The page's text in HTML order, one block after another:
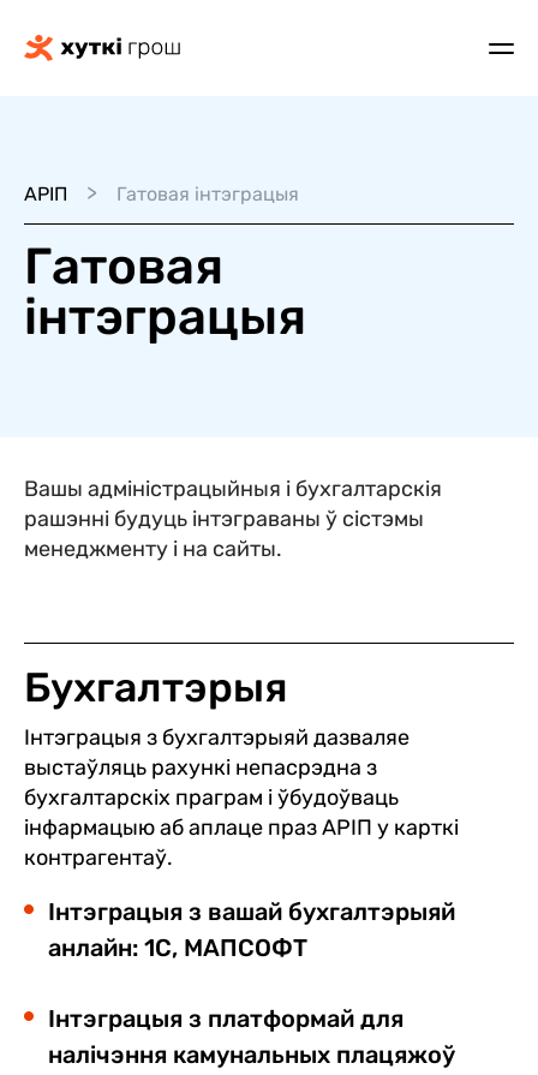
АРІП > Гатовая інтэграцыя
Гатовая
інтэграцыя
Вашы адміністрацыйныя і бухгалтарскія
рашэнні будуць інтэграваны ў сістэмы
менеджменту і на сайты.
Бухгалтэрыя
Інтэграцыя з бухгалтэрыяй дазваляе
выстаўляць рахункі непасрэдна з
бухгалтарскіх праграм і ўбудоўваць
інфармацыю аб аплаце праз АРІП у карткі
контрагентаў.
Інтэграцыя з вашай бухгалтэрыяй
анлайн: 1С, МАПСОФТ
Інтэграцыя з платформай для
налічэння камунальных плацяжоў